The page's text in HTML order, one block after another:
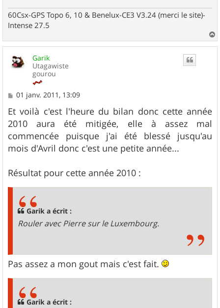
60Csx-GPS Topo 6, 10 & Benelux-CE3 V3.24 (merci le site)-
Intense 27.5
a
Garik
Utagawiste
gourou
M
s
s
a
g
e
01 janv. 2011, 13:09
Et voilà c'est l'heure du bilan donc cette année
2010 aura été mitigée, elle à assez mal
commencée puisque j'ai été blessé jusqu'au
mois d'Avril donc c'est une petite année...
Résultat pour cette année 2010 :
Garik a écrit :
Rouler avec Pierre sur le Luxembourg.
Pas assez a mon gout mais c'est fait.
Garik a écrit :